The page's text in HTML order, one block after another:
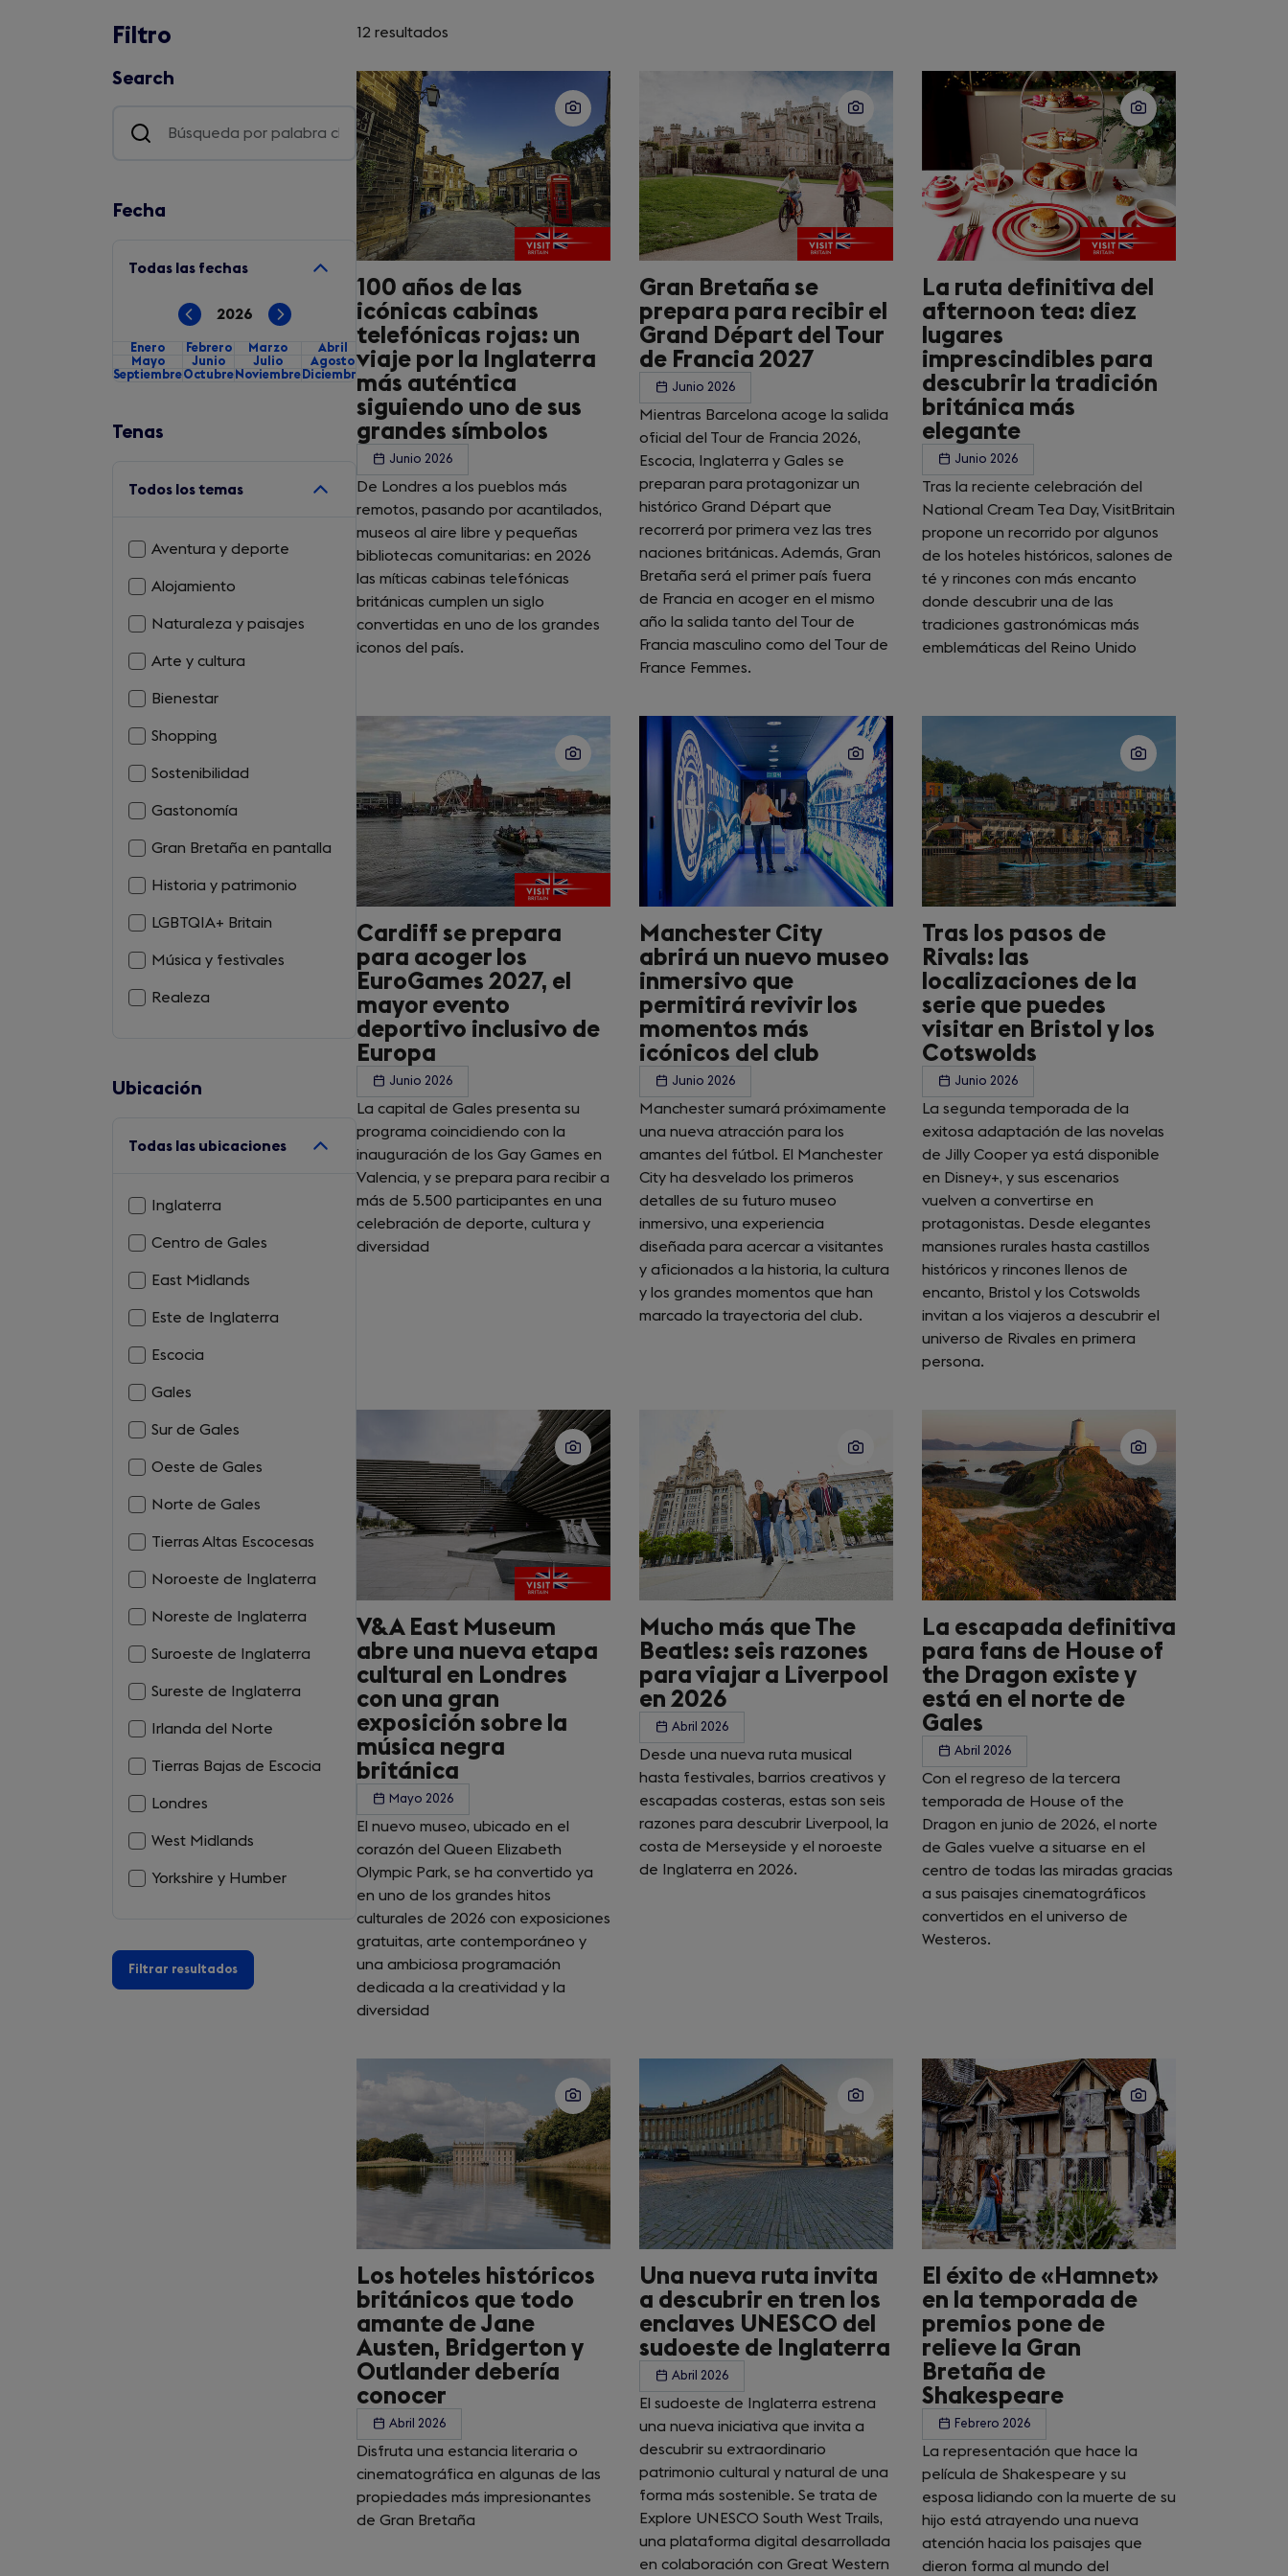
Filtro
Search
Fecha
Todas las fechas
Previous
year
2026
Next
year
Enero Febrero Marzo
Abril
Mayo
Junio Julio
Agosto
SeptiembreOctubre Noviembre Diciembre
Max
Tenas
Todos los temas
Aventura y deporte
Alojamiento
Naturaleza y paisajes
Arte y cultura
Bienestar
Shopping
Sostenibilidad
Gastonomía
Gran Bretaña en pantalla
Historia y patrimonio
LGBTQIA+ Britain
Música y festivales
Realeza
Ubicación
Todas las ubicaciones
Inglaterra
Centro de Gales
East Midlands
Este de Inglaterra
Escocia
Gales
Sur de Gales
Oeste de Gales
Norte de Gales
Tierras Altas Escocesas
Noroeste de Inglaterra
Noreste de Inglaterra
Suroeste de Inglaterra
Sureste de Inglaterra
Irlanda del Norte
Tierras Bajas de Escocia
Londres
West Midlands
Yorkshire y Humber
12 resultados
100 años de las
icónicas cabinas
telefónicas rojas: un
viaje por la Inglaterra
más auténtica
siguiendo uno de sus
grandes símbolos
Junio 2026
De Londres a los pueblos más
remotos, pasando por acantilados,
museos al aire libre y pequeñas
bibliotecas comunitarias: en 2026
las míticas cabinas telefónicas
británicas cumplen un siglo
convertidas en uno de los grandes
iconos del país.
Gran Bretaña se
prepara para recibir el
Grand Départ del Tour
de Francia 2027
Junio 2026
Mientras Barcelona acoge la salida
oficial del Tour de Francia 2026,
Escocia, Inglaterra y Gales se
preparan para protagonizar un
histórico Grand Départ que
recorrerá por primera vez las tres
naciones británicas. Además, Gran
Bretaña será el primer país fuera
de Francia en acoger en el mismo
año la salida tanto del Tour de
Francia masculino como del Tour de
France Femmes.
La ruta definitiva del
afternoon tea: diez
lugares
imprescindibles para
descubrir la tradición
británica más
elegante
Junio 2026
Tras la reciente celebración del
National Cream Tea Day, VisitBritain
propone un recorrido por algunos
de los hoteles históricos, salones de
té y rincones con más encanto
donde descubrir una de las
tradiciones gastronómicas más
emblemáticas del Reino Unido
Cardiff se prepara
para acoger los
EuroGames 2027, el
mayor evento
deportivo inclusivo de
Europa
Junio 2026
La capital de Gales presenta su
programa coincidiendo con la
inauguración de los Gay Games en
Valencia, y se prepara para recibir a
más de 5.500 participantes en una
celebración de deporte, cultura y
diversidad
Manchester City
abrirá un nuevo museo
inmersivo que
permitirá revivir los
momentos más
icónicos del club
Junio 2026
Manchester sumará próximamente
una nueva atracción para los
amantes del fútbol. El Manchester
City ha desvelado los primeros
detalles de su futuro museo
inmersivo, una experiencia
diseñada para acercar a visitantes
y aficionados a la historia, la cultura
y los grandes momentos que han
marcado la trayectoria del club.
Tras los pasos de
Rivals: las
localizaciones de la
serie que puedes
visitar en Bristol y los
Cotswolds
Junio 2026
La segunda temporada de la
exitosa adaptación de las novelas
de Jilly Cooper ya está disponible
en Disney+, y sus escenarios
vuelven a convertirse en
protagonistas. Desde elegantes
mansiones rurales hasta castillos
históricos y rincones llenos de
encanto, Bristol y los Cotswolds
invitan a los viajeros a descubrir el
universo de Rivales en primera
persona.
V&A East Museum
abre una nueva etapa
cultural en Londres
con una gran
exposición sobre la
música negra
británica
Mayo 2026
El nuevo museo, ubicado en el
corazón del Queen Elizabeth
Olympic Park, se ha convertido ya
en uno de los grandes hitos
culturales de 2026 con exposiciones
gratuitas, arte contemporáneo y
una ambiciosa programación
dedicada a la creatividad y la
diversidad
Mucho más que The
Beatles: seis razones
para viajar a Liverpool
en 2026
Abril 2026
Desde una nueva ruta musical
hasta festivales, barrios creativos y
escapadas costeras, estas son seis
razones para descubrir Liverpool, la
costa de Merseyside y el noroeste
de Inglaterra en 2026.
La escapada definitiva
para fans de House of
the Dragon existe y
está en el norte de
Gales
Abril 2026
Con el regreso de la tercera
temporada de House of the
Dragon en junio de 2026, el norte
de Gales vuelve a situarse en el
centro de todas las miradas gracias
a sus paisajes cinematográficos
convertidos en el universo de
Westeros.
Los hoteles históricos
británicos que todo
amante de Jane
Austen, Bridgerton y
Outlander debería
conocer
Abril 2026
Disfruta una estancia literaria o
cinematográfica en algunas de las
propiedades más impresionantes
de Gran Bretaña
Una nueva ruta invita
a descubrir en tren los
enclaves UNESCO del
sudoeste de Inglaterra
Abril 2026
El sudoeste de Inglaterra estrena
una nueva iniciativa que invita a
descubrir su extraordinario
patrimonio cultural y natural de una
forma más sostenible. Se trata de
Explore UNESCO South West Trails,
una plataforma digital desarrollada
en colaboración con Great Western
El éxito de «Hamnet»
en la temporada de
premios pone de
relieve la Gran
Bretaña de
Shakespeare
Febrero 2026
La representación que hace la
película de Shakespeare y su
esposa lidiando con la muerte de su
hijo está atrayendo una nueva
atención hacia los paisajes que
dieron forma al mundo del